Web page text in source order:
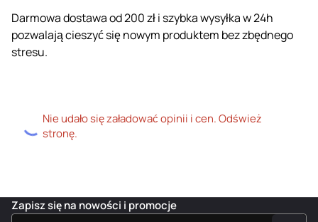
Darmowa dostawa od 200 zł i szybka wysyłka w 24h
pozwalają cieszyć się nowym produktem bez zbędnego
stresu.
Nie udało się załadować opinii i cen. Odśwież
stronę.
Zapisz się na nowości i promocje